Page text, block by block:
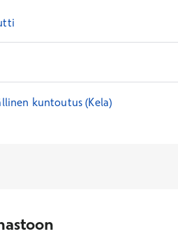
kuntoutus (Kela)